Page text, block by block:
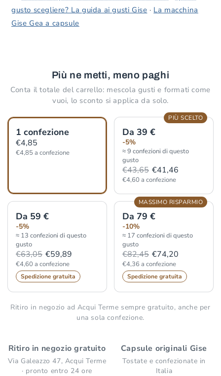
gusto scegliere? La guida ai gusti Gise · La macchina
Gise Gea a capsule
Più ne metti, meno paghi
Conta il totale del carrello: mescola gusti e formati come
vuoi, lo sconto si applica da solo.
1 confezione
€4,85
€4,85 a confezione
PIÙ SCELTO
Da 39 €
-5%
≈ 9 confezioni di questo
gusto
€43,65 €41,46
€4,60 a confezione
Da 59 €
-5%
≈ 13 confezioni di questo
gusto
€63,05 €59,89
€4,60 a confezione
Spedizione gratuita
MASSIMO RISPARMIO
Da 79 €
-10%
≈ 17 confezioni di questo
gusto
€82,45 €74,20
€4,36 a confezione
Spedizione gratuita
Ritiro in negozio ad Acqui Terme sempre gratuito, anche per
una sola confezione.
Ritiro in negozio gratuito
Via Galeazzo 47, Acqui Terme
· pronto entro 24 ore
Capsule originali Gise
Tostate e confezionate in
Italia